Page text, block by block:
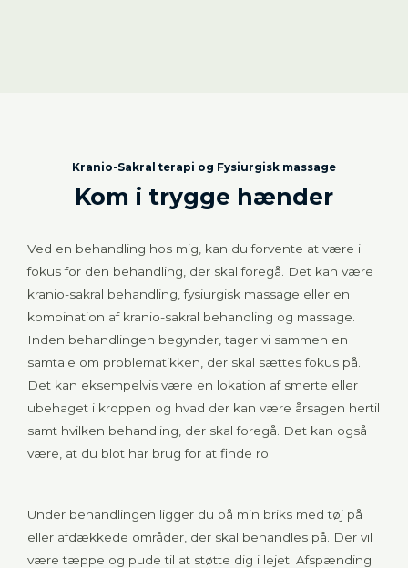
Kranio-Sakral terapi og Fysiurgisk massage
Kom i trygge hænder
Ved en behandling hos mig, kan du forvente at være i
fokus for den behandling, der skal foregå. Det kan være
kranio-sakral behandling, fysiurgisk massage eller en
kombination af kranio-sakral behandling og massage.
Inden behandlingen begynder, tager vi sammen en
samtale om problematikken, der skal sættes fokus på.
Det kan eksempelvis være en lokation af smerte eller
ubehaget i kroppen og hvad der kan være årsagen hertil
samt hvilken behandling, der skal foregå. Det kan også
være, at du blot har brug for at finde ro.
Under behandlingen ligger du på min briks med tøj på
eller afdækkede områder, der skal behandles på. Der vil
være tæppe og pude til at støtte dig i lejet. Afspænding